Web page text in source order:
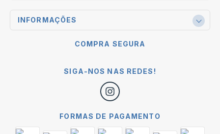
INFORMAÇÕES
COMPRA SEGURA
SIGA-NOS NAS REDES!
FORMAS DE PAGAMENTO